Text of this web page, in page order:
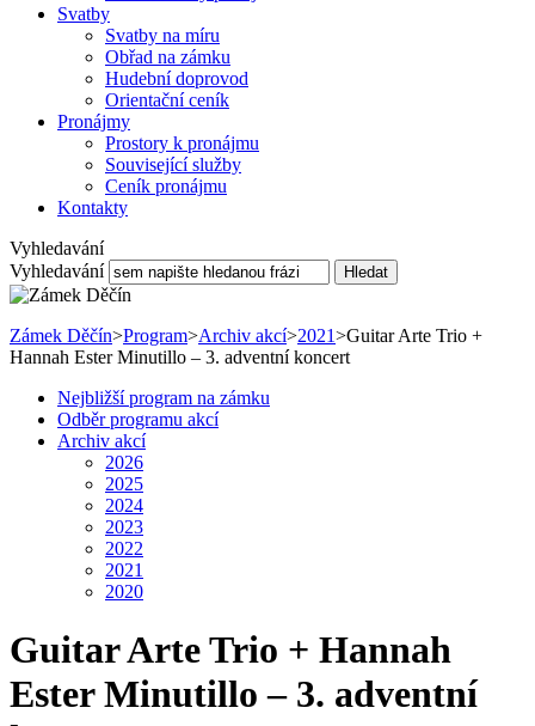
Svatby
Svatby na míru
Obřad na zámku
Hudební doprovod
Orientační ceník
Pronájmy
Prostory k pronájmu
Související služby
Ceník pronájmu
Kontakty
Vyhledavání
Vyhledavání
Hledat
Zámek Děčín>Program>Archiv akcí>2021>Guitar Arte Trio +
Hannah Ester Minutillo – 3. adventní koncert
Nejbližší program na zámku
Odběr programu akcí
Archiv akcí
2026
2025
2024
2023
2022
2021
2020
Guitar Arte Trio + Hannah
Ester Minutillo – 3. adventní